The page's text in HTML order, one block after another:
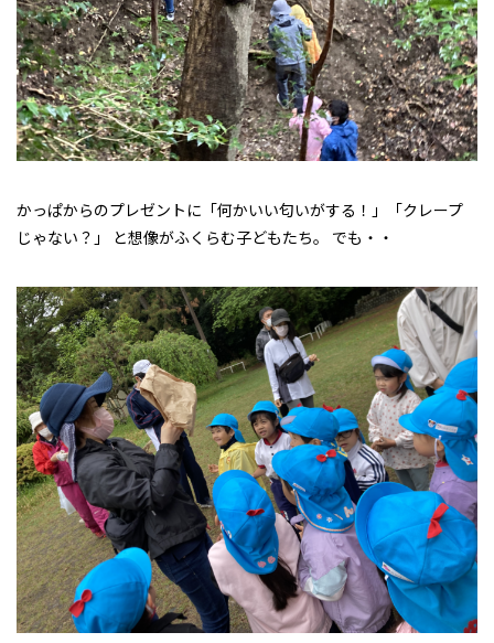
かっぱからのプレゼントに「何かいい匂いがする！」「クレープ
じゃない？」 と想像がふくらむ子どもたち。 でも・・